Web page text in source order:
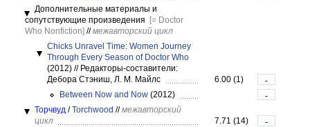
Дополнительные материалы и
сопутствующие произведения
[= Doctor
Who Nonfiction] // межавторский цикл
Chicks Unravel Time: Women Journey
Through Every Season of Doctor Who
(2012) //Редакторы-составители:
Дебора Стэниш, Л. М. Майлс
6.00 (1)
-
Between Now and Now (2012)
-
Торчвуд /Torchwood // межавторский
цикл
7.71 (14)
-